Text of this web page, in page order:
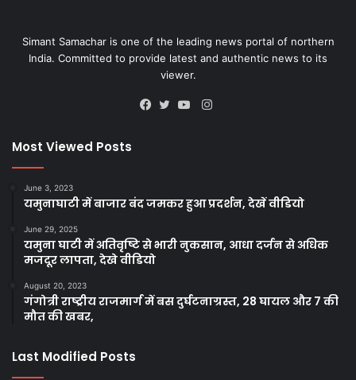
Simant Samachar is one of the leading news portal of northern
India. Committed to provide latest and authentic news to its
viewer.
Instagram
Most Viewed Posts
June 3, 2023
यमुनाघाटी में बाजार बंद जमकर हुआ प्रदर्शन, देखें वीडियो
June 29, 2025
यमुना घाटी में अतिवृष्टि से भारी नुकसान, आधा दर्जन से अधिक
मजदूर लापता, देखे वीडियो
August 20, 2023
गंगोत्री राष्ट्रीय राजमार्ग में बस दुर्घटनाग्रस्त, 28 घायल और 7 की
मौत की खबर,
Last Modified Posts